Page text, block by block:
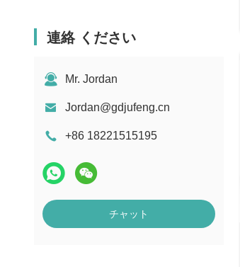
連絡 ください
Mr. Jordan
Jordan@gdjufeng.cn
+86 18221515195
チャット